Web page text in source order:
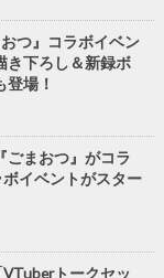
つ』コラボイベン
き下ろし＆新録ボ
場！
ごまおつ』がコラ
イベントがスター
トークセッ